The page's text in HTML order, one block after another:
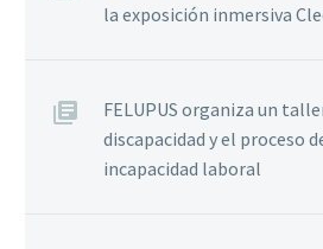
la exposición inmersiva
FELUPUS organiza un
discapacidad y el proceso
incapacidad laboral